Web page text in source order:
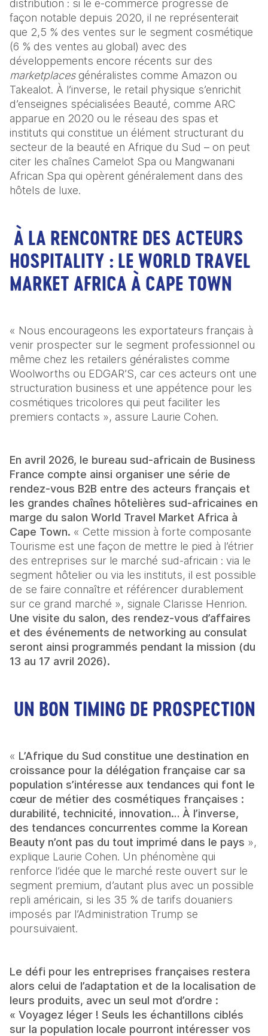
distribution : si le e-commerce progresse de
façon notable depuis 2020, il ne représenterait
que 2,5 % des ventes sur le segment cosmétique
(6 % des ventes au global) avec des
marketplaces généralistes comme Amazon ou
Takealot. À l’inverse, le retail physique s’enrichit
d’enseignes spécialisées Beauté, comme ARC
apparue en 2020 ou le réseau des spas et
instituts qui constitue un élément structurant du
secteur de la beauté en Afrique du Sud – on peut
citer les chaînes Camelot Spa ou Mangwanani
African Spa qui opèrent généralement dans des
hôtels de luxe.
À LA RENCONTRE DES ACTEURS
HOSPITALITY : LE WORLD TRAVEL
MARKET AFRICA À CAPE TOWN
« Nous encourageons les exportateurs français à
venir prospecter sur le segment professionnel ou
même chez les retailers généralistes comme
Woolworths ou EDGAR’S, car ces acteurs ont une
structuration business et une appétence pour les
cosmétiques tricolores qui peut faciliter les
premiers contacts », assure Laurie Cohen.
En avril 2026, le bureau sud-africain de Business
France compte ainsi organiser une série de
rendez-vous B2B entre des acteurs français et
les grandes chaînes hôtelières sud-africaines en
marge du salon World Travel Market Africa à
Cape Town. « Cette mission à forte composante
Tourisme est une façon de mettre le pied à l’étrier
des entreprises sur le marché sud-africain : via le
segment hôtelier ou via les instituts, il est possible
de se faire connaître et référencer durablement
Une visite du salon, des rendez-vous d’affaires
et des événements de networking au consulat
seront ainsi programmés pendant la mission (du
13 au 17 avril 2026).
UN BON TIMING DE PROSPECTION
« L’Afrique du Sud constitue une destination en
croissance pour la délégation française car sa
population s’intéresse aux tendances qui font le
cœur de métier des cosmétiques françaises :
durabilité, technicité, innovation… À l’inverse,
des tendances concurrentes comme la Korean
Beauty n’ont pas du tout imprimé dans le pays »,
explique Laurie Cohen. Un phénomène qui
renforce l’idée que le marché reste ouvert sur le
segment premium, d’autant plus avec un possible
repli américain, si les 35 % de tarifs douaniers
imposés par l’Administration Trump se
poursuivaient.
Le défi pour les entreprises françaises restera
alors celui de l’adaptation et de la localisation de
leurs produits, avec un seul mot d’ordre :
« Voyagez léger ! Seuls les échantillons ciblés
sur la population locale pourront intéresser vos